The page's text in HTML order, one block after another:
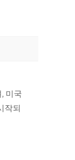
미국
작되